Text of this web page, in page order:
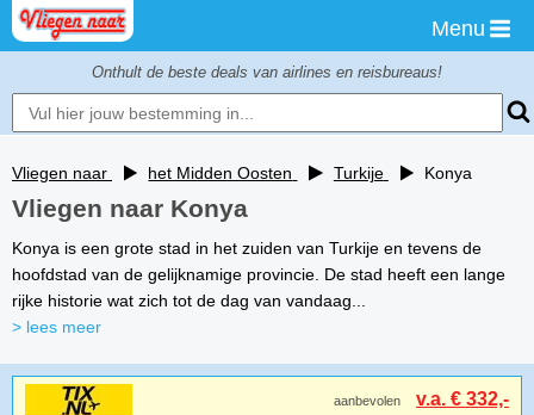
Menu
Onthult de beste deals van airlines en reisbureaus!
Vliegen naar het Midden Oosten Turkije Konya
Vliegen naar Konya
Konya is een grote stad in het zuiden van Turkije en tevens de
hoofdstad van de gelijknamige provincie. De stad heeft een lange
rijke historie wat zich tot de dag van vandaag...
> lees meer
aanbevolen v.a. € 332,-